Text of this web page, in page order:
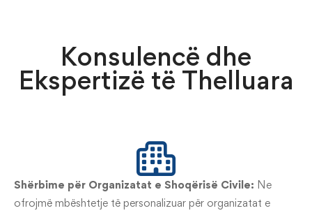
Konsulencë dhe
Ekspertizë të Thelluara
Shërbime për Organizatat e Shoqërisë Civile: Ne
ofrojmë mbështetje të personalizuar për organizatat e